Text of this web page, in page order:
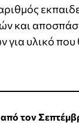
και
υλικό
τον